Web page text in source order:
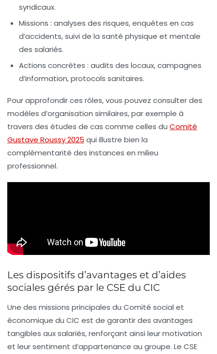
syndicaux.
Missions : analyses des risques, enquêtes en cas
d’accidents, suivi de la santé physique et mentale
des salariés.
Actions concrètes : audits des locaux, campagnes
d’information, protocols sanitaires.
Pour approfondir ces rôles, vous pouvez consulter des
modèles d’organisation similaires, par exemple à
travers des études de cas comme celles du Comité
Gustave Roussy 2025 qui illustre bien la
complémentarité des instances en milieu
professionnel.
Les dispositifs d’avantages et d’aides
sociales gérés par le CSE du CIC
Une des missions principales du Comité social et
économique du CIC est de garantir des avantages
tangibles aux salariés, renforçant ainsi leur motivation
et leur sentiment d’appartenance au groupe. Le CSE